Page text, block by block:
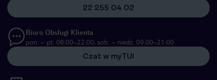
22 255 04 02
Biuro Obsługi Klienta
pon. – pt. 08:00–22:00, sob. – niedz. 09:00–21:00
Czat w myTUI